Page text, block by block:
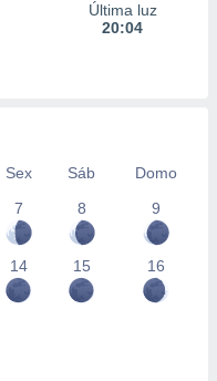
Última luz
20:04
Sex Sáb
Domo
7 8 9
14 15 16